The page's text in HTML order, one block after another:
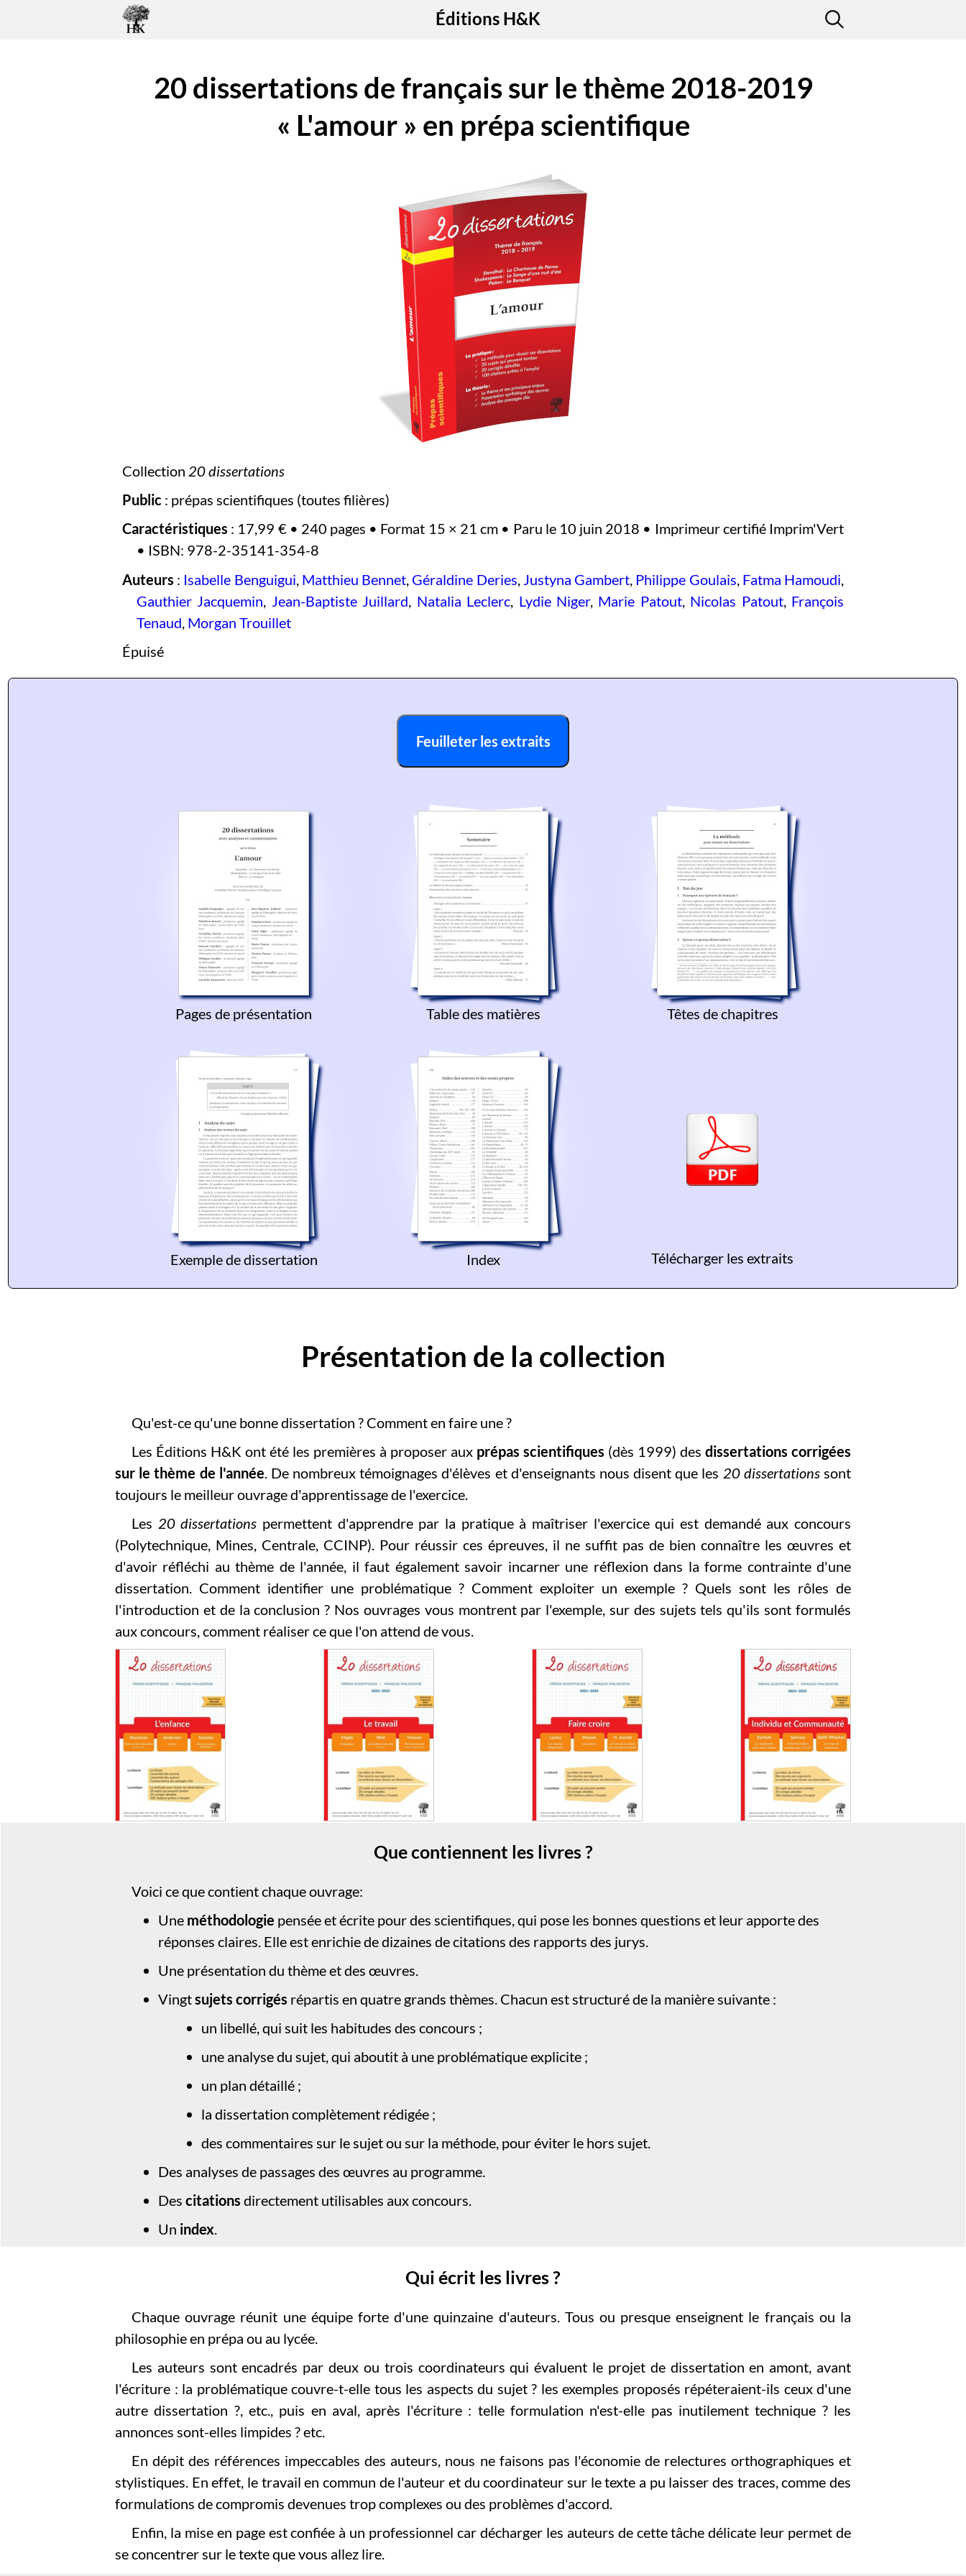
Éditions H&K
20 dissertations de français sur le thème 2018-2019
« L'amour » en prépa scientifique
Collection 20 dissertations
Public : prépas scientifiques (toutes filières)
Caractéristiques : 17,99 € • 240 pages • Format 15 × 21 cm • Paru le 10 juin 2018 • Imprimeur certifié Imprim'Vert
• ISBN: 978-2-35141-354-8
Auteurs : Isabelle Benguigui Matthieu Bennet Géraldine Deries Justyna Gambert Philippe Goulais Fatma Hamoudi
Gauthier Jacquemin
Jean-Baptiste Juillard Natalia Leclerc Lydie Niger, Marie Patout, Nicolas Patout, François
Tenaud Morgan Trouillet
Épuisé
Feuilleter les extraits
Pages de présentation Table des matières Têtes de chapitres
Exemple de dissertation Index Télécharger les extraits
Présentation de la collection
Qu'est-ce qu'une bonne dissertation ? Comment en faire une ?
Les Éditions H&K ont été les premières à proposer aux prépas scientifiques (dès 1999) des dissertations corrigées
sur le thème de l'année. De nombreux témoignages d'élèves et d'enseignants nous disent que les 20 dissertationssont
toujours le meilleur ouvrage d'apprentissage de l'exercice.
Les 20 dissertations permettent d'apprendre par la pratique à maîtriser l'exercice qui est demandé aux concours
(Polytechnique, Mines, Centrale, CCINP). Pour réussir ces épreuves, il ne suffit pas de bien connaître les œuvres et
d'avoir réfléchi au thème de l'année, il faut également savoir incarner une réflexion dans la forme contrainte d'une
dissertation. Comment identifier une problématique ? Comment exploiter un exemple ? Quels sont les rôles de
l'introduction et de la conclusion ? Nos ouvrages vous montrent par l'exemple, sur des sujets tels qu'ils sont formulés
aux concours, comment réaliser ce que l'on attend de vous.
Que contiennent les livres ?
Voici ce que contient chaque ouvrage:
Une méthodologie pensée et écrite pour des scientifiques, qui pose les bonnes questions et leur apporte des
réponses claires. Elle est enrichie de dizaines de citations des rapports des jurys.
Une présentation du thème et des œuvres.
Vingtsujets corrigés répartis en quatre grands thèmes. Chacun est structuré de la manière suivante :
un libellé, qui suit les habitudes des concours ;
une analyse du sujet, qui aboutit à une problématique explicite ;
un plan détaillé ;
la dissertation complètement rédigée ;
des commentaires sur le sujet ou sur la méthode, pour éviter le hors sujet.
Des analyses de passages des œuvres au programme.
Des citations directement utilisables aux concours.
Un index.
Qui écrit les livres ?
Chaque ouvrage réunit une équipe forte d'une quinzaine d'auteurs. Tous ou presque enseignent le français ou la
philosophie en prépa ou au lycée.
Les auteurs sont encadrés par deux ou trois coordinateurs qui évaluent le projet de dissertation en amont, avant
l'écriture : la problématique couvre-t-elle tous les aspects du sujet ? les exemples proposés répéteraient-ils ceux d'une
autre dissertation ?, etc., puis en aval, après l'écriture : telle formulation n'est-elle pas inutilement technique ? les
annonces sont-elles limpides ? etc.
En dépit des références impeccables des auteurs, nous ne faisons pas l'économie de relectures orthographiques et
stylistiques. En effet, le travail en commun de l'auteur et du coordinateur sur le texte a pu laisser des traces, comme des
formulations de compromis devenues trop complexes ou des problèmes d'accord.
Enfin, la mise en page est confiée à un professionnel car décharger les auteurs de cette tâche délicate leur permet de
se concentrer sur le texte que vous allez lire.